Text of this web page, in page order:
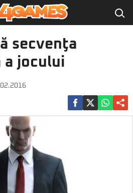
secvenţa
jocului